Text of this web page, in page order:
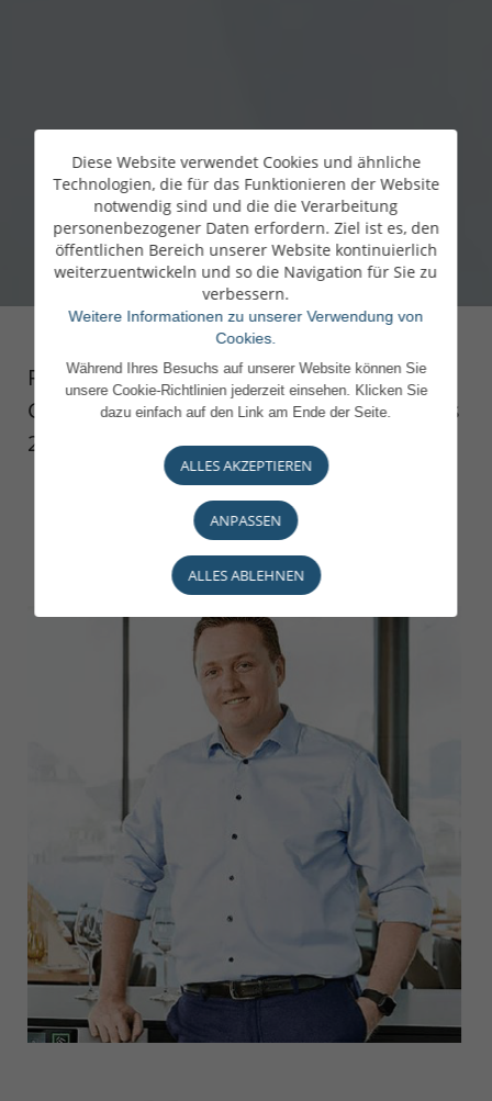
Ralph Winterhalter, CEO Winterhalter
Group, Sprecher des Family Business Days
2021
Diese Website verwendet Cookies und ähnliche
Technologien, die für das Funktionieren der Website
notwendig sind und die die Verarbeitung
personenbezogener Daten erfordern. Ziel ist es, den
öffentlichen Bereich unserer Website kontinuierlich
weiterzuentwickeln und so die Navigation für Sie zu
verbessern.
Weitere Informationen zu unserer Verwendung von
Cookies.
Während Ihres Besuchs auf unserer Website können Sie
unsere Cookie-Richtlinien jederzeit einsehen. Klicken Sie
dazu einfach auf den Link am Ende der Seite.
ALLES AKZEPTIEREN
ANPASSEN
ALLES ABLEHNEN